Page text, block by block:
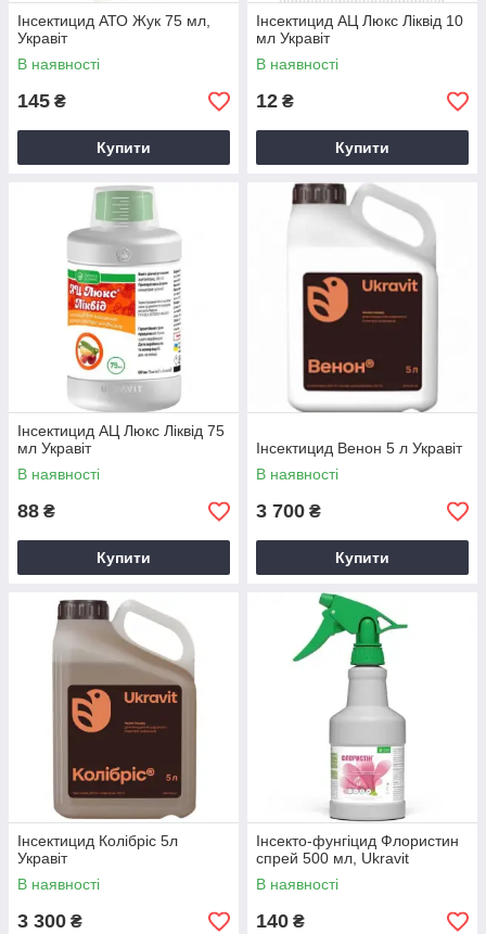
Інсектицид АТО Жук 75 мл,
Укравіт
В наявності
145 ₴
Купити
Інсектицид АЦ Люкс Ліквід 10
мл Укравіт
В наявності
12 ₴
Купити
Інсектицид АЦ Люкс Ліквід 75
мл Укравіт
В наявності
88 ₴
Купити
Інсектицид Венон 5 л Укравіт
В наявності
3 700 ₴
Купити
Інсектицид Колібріс 5л
Укравіт
В наявності
3 300 ₴
Інсекто-фунгіцид Флористин
спрей 500 мл, Ukravit
В наявності
140 ₴